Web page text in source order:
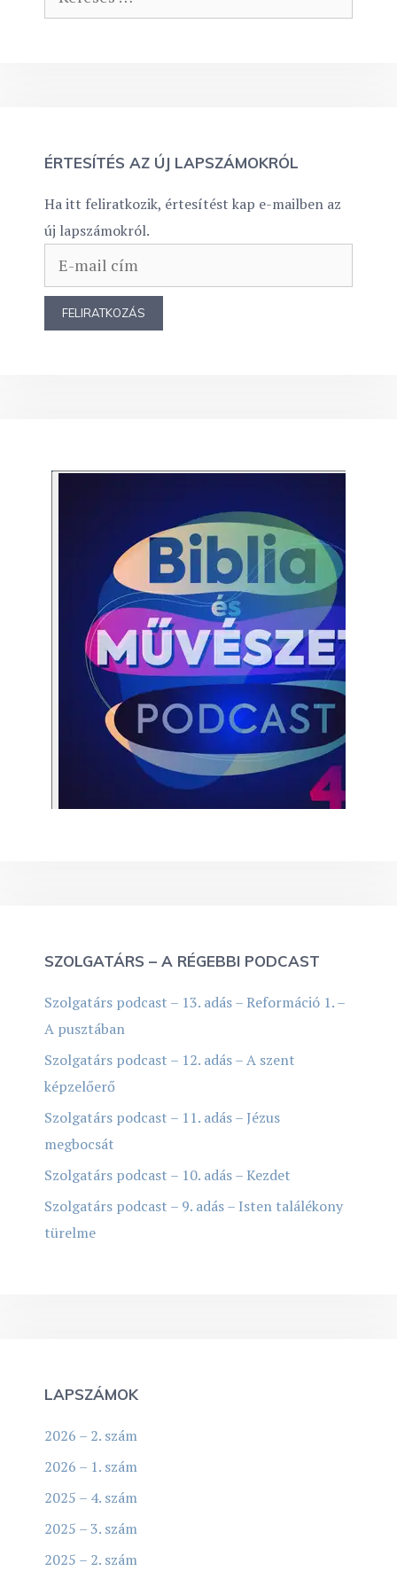
ÉRTESÍTÉS AZ ÚJ LAPSZÁMOKRÓL
Ha itt feliratkozik, értesítést kap e-mailben az
új lapszámokról.
SZOLGATÁRS – A RÉGEBBI PODCAST
Szolgatárs podcast – 13. adás – Reformáció 1. –
A pusztában
Szolgatárs podcast – 12. adás – A szent
képzelőerő
Szolgatárs podcast – 11. adás – Jézus
megbocsát
Szolgatárs podcast – 10. adás – Kezdet
Szolgatárs podcast – 9. adás – Isten találékony
türelme
LAPSZÁMOK
2026 – 2. szám
2026 – 1. szám
2025 – 4. szám
2025 – 3. szám
2025 – 2. szám